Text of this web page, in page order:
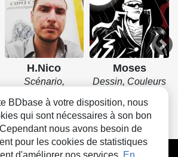
H.Nico
Scénario,
Moses
Dessin, Couleurs
FAQ Contact Cookies
BDbase à votre disposition, nous
qui sont nécessaires à son bon
nous avons besoin de
pour les cookies de statistiques
d'améliorer nos services. En